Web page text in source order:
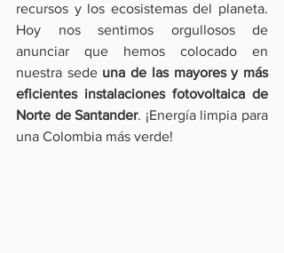
recursos y los ecosistemas del planeta.
Hoy nos sentimos orgullosos de
anunciar que hemos colocado en
nuestra sede una de las mayores y más
eficientes instalaciones fotovoltaica de
Norte de Santander. ¡Energía limpia para
una Colombia más verde!